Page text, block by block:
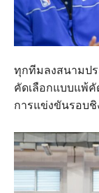
ทุกทีมลงสนามป
คัดเลือกแบบแพ้
การแข่งขันรอบ